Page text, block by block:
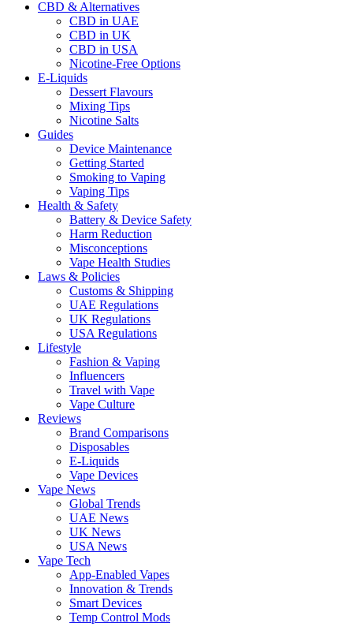
CBD & Alternatives
CBD in UAE
CBD in UK
CBD in USA
Nicotine-Free Options
E-Liquids
Dessert Flavours
Mixing Tips
Nicotine Salts
Guides
Device Maintenance
Getting Started
Smoking to Vaping
Vaping Tips
Health & Safety
Battery & Device Safety
Harm Reduction
Misconceptions
Vape Health Studies
Laws & Policies
Customs & Shipping
UAE Regulations
UK Regulations
USA Regulations
Lifestyle
Fashion & Vaping
Influencers
Travel with Vape
Vape Culture
Reviews
Brand Comparisons
Disposables
E-Liquids
Vape Devices
Vape News
Global Trends
UAE News
UK News
USA News
Vape Tech
App-Enabled Vapes
Innovation & Trends
Smart Devices
Temp Control Mods